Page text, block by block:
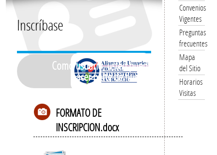
Inscríbase
Como usuario, usted puede
hacer parte de nuestra
FORMATO DE
INSCRIPCION.docx
Convenios
Vigentes
Preguntas
frecuentes
Mapa
del Sitio
Horarios
Visitas